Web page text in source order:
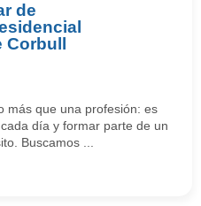
de
más que una profesión: es
día y formar parte de un
Buscamos ...